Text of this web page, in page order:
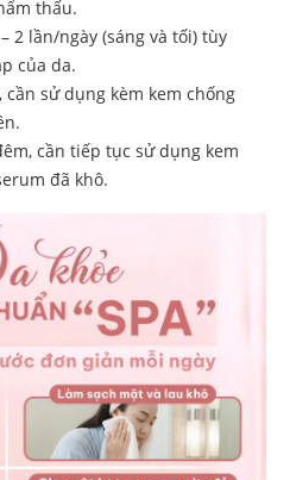
thấu.
2 lần/ngày (sáng và tối) tùy
của da.
sử dụng kèm kem chống
cần tiếp tục sử dụng kem
đã khô.